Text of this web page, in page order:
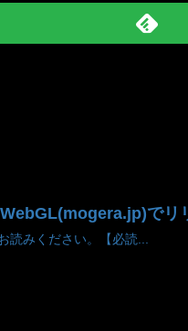
でリ
読みください。【必読...